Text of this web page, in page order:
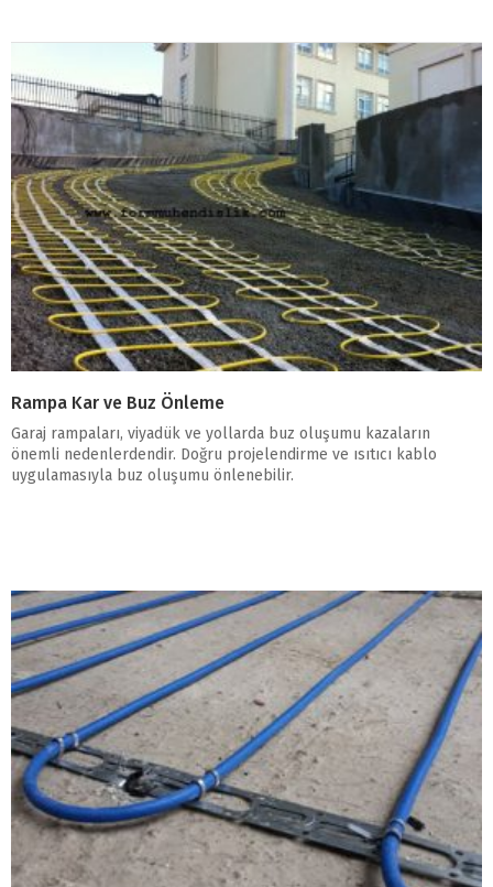
Rampa Kar ve Buz Önleme
Garaj rampaları, viyadük ve yollarda buz oluşumu kazaların
önemli nedenlerdendir. Doğru projelendirme ve ısıtıcı kablo
uygulamasıyla buz oluşumu önlenebilir.